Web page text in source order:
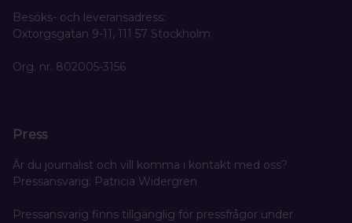
Besöks- och leveransadress:
Oxtorgsgatan 9-11, 111 57 Stockholm
Org. nr. 802005-3156
Press
Är du journalist och vill komma i kontakt med oss?
Pressansvarig: Patricia Widergren
Pressansvarig finns tillgänglig för pressfrågor under